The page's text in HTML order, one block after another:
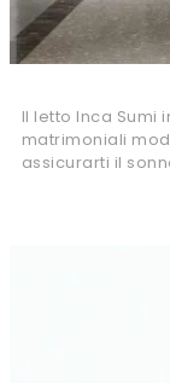
Il letto Inca Sumi
matrimoniali
assicurarti il